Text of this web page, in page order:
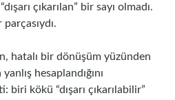
çıkarılan” bir sayı olmadı.
hatalı bir dönüşüm yüzünden
hesaplandığını
kökü “dışarı çıkarılabilir”